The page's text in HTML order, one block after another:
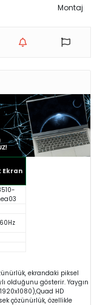
Montaj
Ekran
ekrandaki piksel
olduğunu gösterir. Yaygın
HD
çözünürlük, özellikle